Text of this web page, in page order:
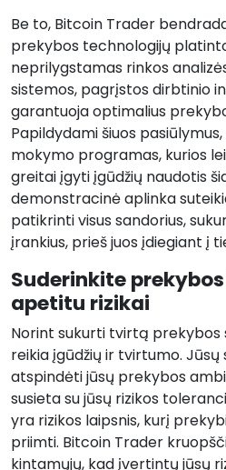
Be to, Bitcoin Trader
prekybos technologijų
neprilygstamas rinkos
sistemos, pagrįstos dirbtinio
garantuoja optimalius
Papildydami šiuos
mokymo programas, kurios
greitai įgyti įgūdžių naudotis
demonstracinė aplinka
patikrinti visus sandorius,
įrankius, prieš juos įdiegiant į
Suderinkite
apetitu rizikai
Norint sukurti tvirtą prekybos
reikia įgūdžių ir tvirtumo.
atspindėti jūsų prekybos
susieta su jūsų rizikos
yra rizikos laipsnis, kurį
priimti. Bitcoin Trader
kintamųjų, kad įvertintų jūsų